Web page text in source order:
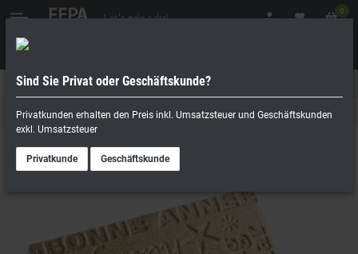
0
Geschäftskunde
Schokoladenformen
Sind Sie Privat oder Geschäftskunde?
Privatkunden erhalten den Preis inkl. Umsatzsteuer und Geschäftskunden
exkl. Umsatzsteuer
Privatkunde Geschäftskunde